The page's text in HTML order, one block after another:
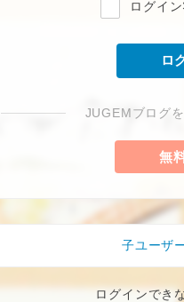
ログイ
JUGEMブログ
無
子ユーザ
ログインでき